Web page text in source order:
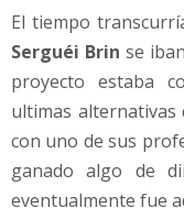
El tiempo
Serguéi Brin se
proyecto estaba
ultimas alternativas
con uno de sus
ganado algo de
eventualmente fue